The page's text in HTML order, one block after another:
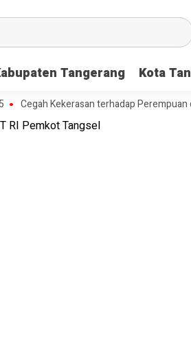
Tangerang Kota
Kekerasan terhadap Perempuan dan